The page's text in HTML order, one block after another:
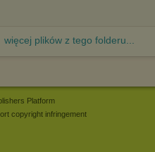
więcej plików z tego folderu...
Platform
copyright infringement